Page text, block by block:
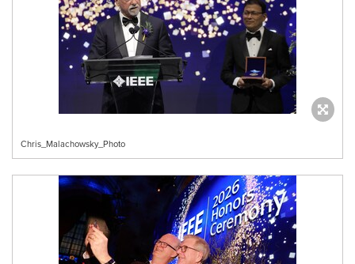
Chris_Malachowsky_Photo